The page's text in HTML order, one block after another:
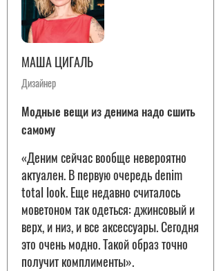
МАША ЦИГАЛЬ
Дизайнер
Модные вещи из денима надо сшить
самому
«Деним сейчас вообще невероятно
актуален. В первую очередь denim
total look. Еще недавно считалось
моветоном так одеться: джинсовый и
верх, и низ, и все аксессуары. Сегодня
это очень модно. Такой образ точно
получит комплименты».